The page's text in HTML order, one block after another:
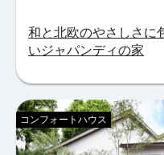
和と北欧のやさしさに
いジャパンディの家
コンフォートハウス